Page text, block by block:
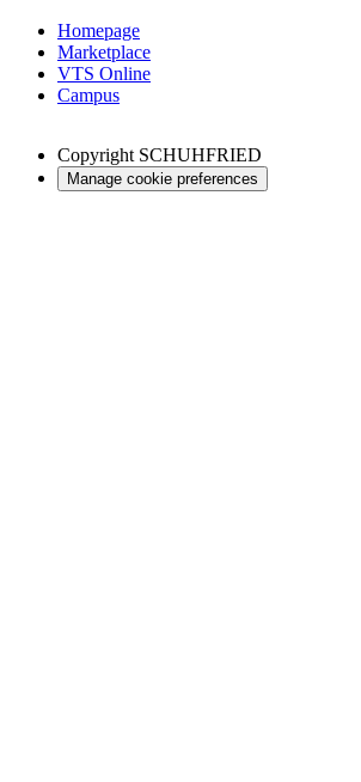
Homepage
Marketplace
VTS Online
Campus
Copyright SCHUHFRIED
Manage cookie preferences